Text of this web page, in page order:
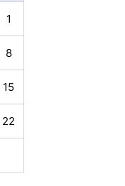
1
8
15
22